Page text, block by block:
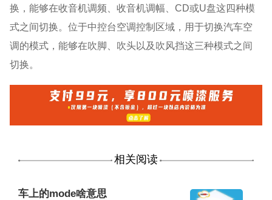
换，能够在收音机调频、收音机调幅、CD或U盘这四种模
式之间切换。位于中控台空调控制区域，用于切换汽车空
调的模式，能够在吹脚、吹头以及吹风挡这三种模式之间
切换。
相关阅读
车上的mode啥意思